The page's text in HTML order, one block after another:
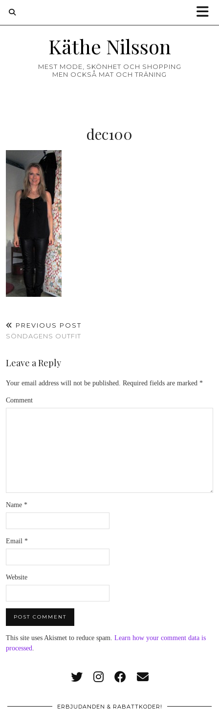
Käthe Nilsson
MEST MODE, SKÖNHET OCH SHOPPING
MEN OCKSÅ MAT OCH TRÄNING
dec100
PREVIOUS POST
SÖNDAGENS OUTFIT
Leave a Reply
Your email address will not be published. Required fields are marked *
Comment
Name *
Email *
Website
This site uses Akismet to reduce spam. Learn how your comment data is
processed.
ERBJUDANDEN & RABATTKODER!